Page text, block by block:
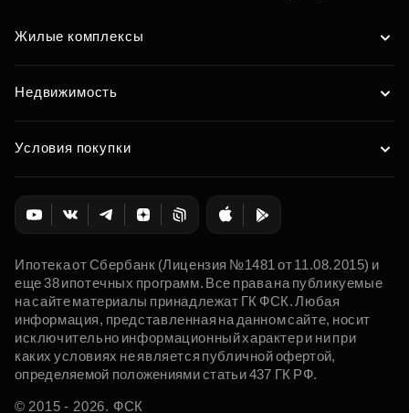
Жилые комплексы
Недвижимость
Условия покупки
Ипотека от Сбербанк (Лицензия №1481 от 11.08.2015) и
еще 38 ипотечных программ. Все права на публикуемые
на сайте материалы принадлежат ГК ФСК. Любая
информация, представленная на данном сайте, носит
исключительно информационный характер и ни при
каких условиях не является публичной офертой,
определяемой положениями статьи 437 ГК РФ.
© 2015 - 2026. ФСК